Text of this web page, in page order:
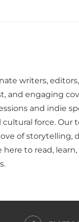
writers,
and engaging
and indie
force. Our
of
to read,